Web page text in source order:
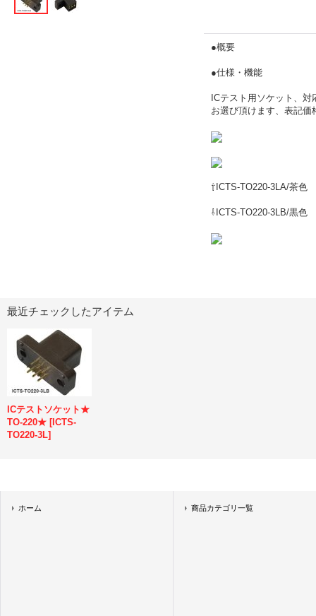
●概要
●仕様・機能
ICテスト用ソケット、
お選び頂けます、表記価
⇧ICTS-TO220-3LA/茶色
⇩ICTS-TO220-3LB/黒色
最近チェックしたアイテム
ICテストソケット★
TO-220★ [ICTS-
TO220-3L]
ホーム 商品カテゴリ一覧